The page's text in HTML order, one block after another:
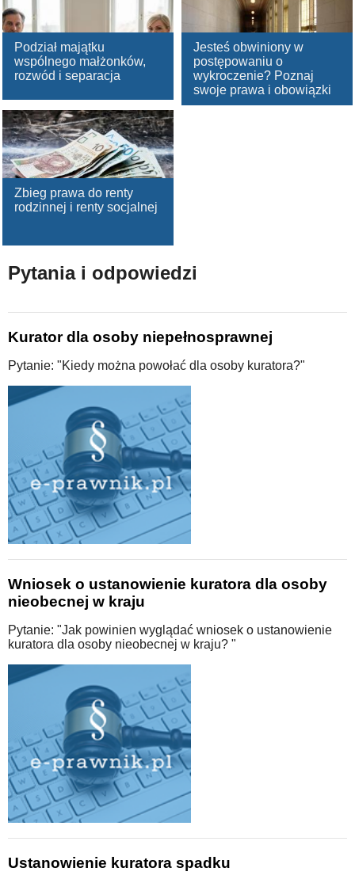
Podział majątku
wspólnego małżonków,
rozwód i separacja
Jesteś obwiniony w
postępowaniu o
wykroczenie? Poznaj
swoje prawa i obowiązki
Zbieg prawa do renty
rodzinnej i renty socjalnej
Pytania i odpowiedzi
Kurator dla osoby niepełnosprawnej
Pytanie: "Kiedy można powołać dla osoby kuratora?"
Wniosek o ustanowienie kuratora dla osoby
nieobecnej w kraju
Pytanie: "Jak powinien wyglądać wniosek o ustanowienie
kuratora dla osoby nieobecnej w kraju? "
Ustanowienie kuratora spadku